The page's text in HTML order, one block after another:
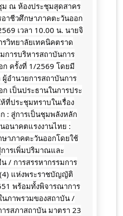
ม ณ ห้องประชุมสุดสาคร
าชีวศึกษาภาคตะวันออก
เวลา 10.00 น. นายจิ
รวิทยาลัยเทคนิคตราด
ารบริหารสถาบันการ
ครั้งที่ 1/2569 โดยมี
อำนวยการสถาบันการ
เป็นประธานในการประ
ที่ประชุมทราบในเรื่อง
: สู่การเป็นชุมพลังหลัก
อนาคตแรงงานไทย :
าภาคตะวันออกโดยใช้
การเพิ่มปริมาณและ
/ การสรรหากรรมการ
แห่งพระราชบัญญัติ
พร้อมทั้งพิจารณาการ
ภาพรวมของสถาบัน /
รสภาสถาบัน มาตรา 23